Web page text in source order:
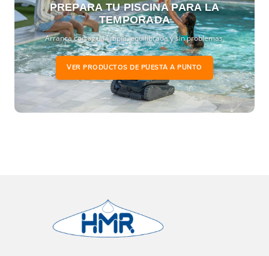
PREPARA TU PISCINA PARA LA
TEMPORADA
Arranca con agua limpia, equilibrada y sin problemas.
VER PRODUCTOS DE PUESTA A PUNTO